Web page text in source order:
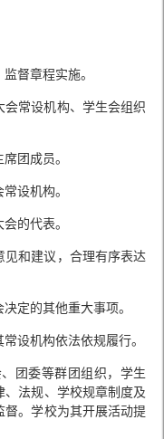
督章程实施。
会常设机构、学生会组织
团成员。
设机构。
的代表。
见和建议，合理有序表达
定的其他重大事项。
设机构依法依规履行。
团委等群团组织，学生
法规、学校规章制度及
督。学校为其开展活动提